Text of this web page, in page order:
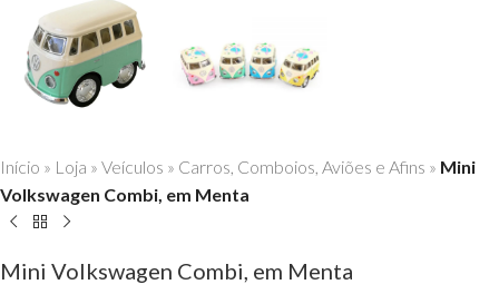
Início » Loja » Veículos » Carros, Comboios, Aviões e Afins » Mini
Volkswagen Combi, em Menta
Mini Volkswagen Combi, em Menta